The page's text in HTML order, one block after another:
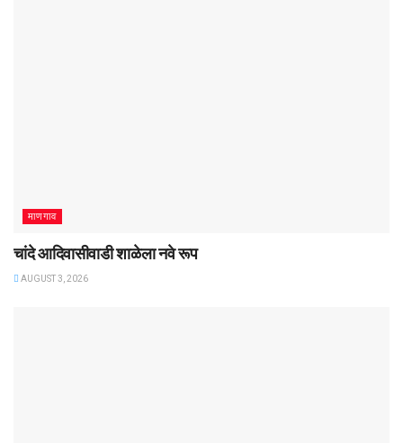
माणगाव
चांदे आदिवासीवाडी शाळेला नवे रूप
AUGUST 3, 2026